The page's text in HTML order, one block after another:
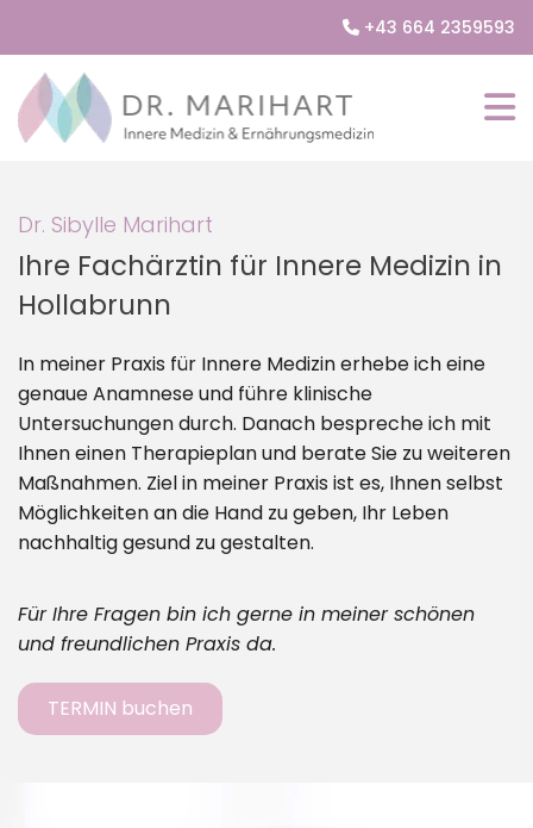
 +43 664 2359593
Dr. Sibylle Marihart
Ihre Fachärztin für Innere Medizin in
Hollabrunn
In meiner Praxis für Innere Medizin erhebe ich eine
genaue Anamnese und führe klinische
Untersuchungen durch. Danach bespreche ich mit
Ihnen einen Therapieplan und berate Sie zu weiteren
Maßnahmen. Ziel in meiner Praxis ist es, Ihnen selbst
Möglichkeiten an die Hand zu geben, Ihr Leben
nachhaltig gesund zu gestalten.
Für Ihre Fragen bin ich gerne in meiner schönen
und freundlichen Praxis da.
TERMIN buchen